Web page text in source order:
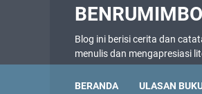
Blog ini berisi cerita dan
menulis dan mengapresiasi
BERANDA ULASAN